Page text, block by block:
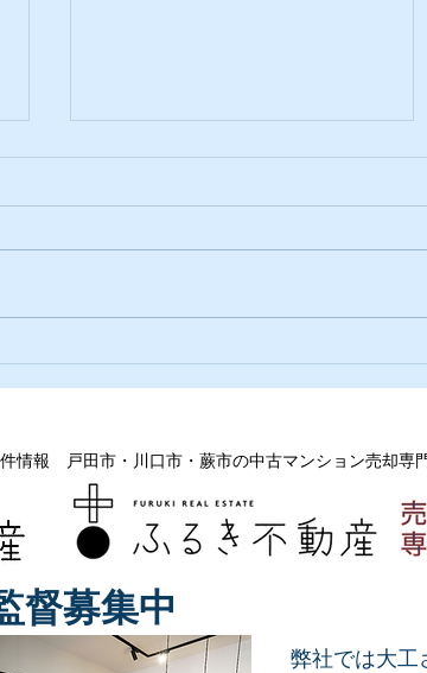
情報 戸田市・川口市・蕨市の中古マンション売却専
督募集中
弊社では大工